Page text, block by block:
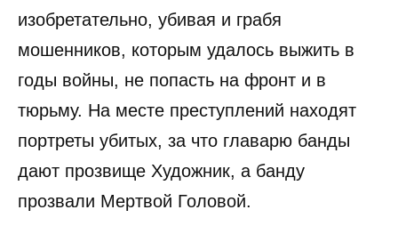
изобретательно, убивая и грабя
мошенников, которым удалось выжить в
годы войны, не попасть на фронт и в
тюрьму. На месте преступлений находят
портреты убитых, за что главарю банды
дают прозвище Художник, а банду
прозвали Мертвой Головой.